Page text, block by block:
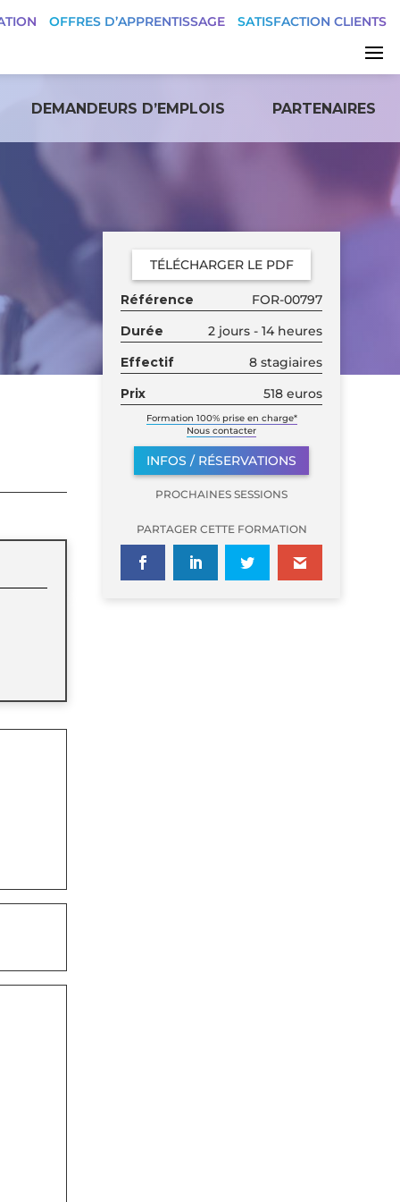
OFFRES D’APPRENTISSAGE SATISFACTION CLIENTS
DEMANDEURS D’EMPLOIS PARTENAIRES
TÉLÉCHARGER LE PDF
Référence
FOR-00797
Durée
2 jours - 14 heures
Effectif
8 stagiaires
Prix
518 euros
Formation 100% prise en charge*
Nous contacter
INFOS / RÉSERVATIONS
PROCHAINES SESSIONS
PARTAGER CETTE FORMATION